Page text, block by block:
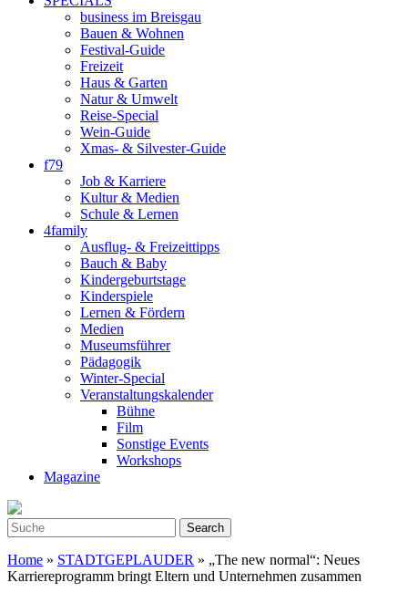
business im Breisgau
Bauen & Wohnen
Festival-Guide
Freizeit
Haus & Garten
Natur & Umwelt
Reise-Special
Wein-Guide
Xmas- & Silvester-Guide
f79
Job & Karriere
Kultur & Medien
Schule & Lernen
4family
Ausflug- & Freizeittipps
Bauch & Baby
Kindergeburtstage
Kinderspiele
Lernen & Fördern
Medien
Museumsführer
Pädagogik
Winter-Special
Veranstaltungskalender
Bühne
Film
Sonstige Events
Workshops
Magazine
Home » STADTGEPLAUDER » „The new normal“: Neues
Karriereprogramm bringt Eltern und Unternehmen zusammen